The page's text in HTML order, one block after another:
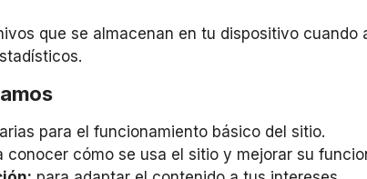
que se almacenan en tu dispositivo
para el funcionamiento básico del sitio.
conocer cómo se usa el sitio y mejorar su